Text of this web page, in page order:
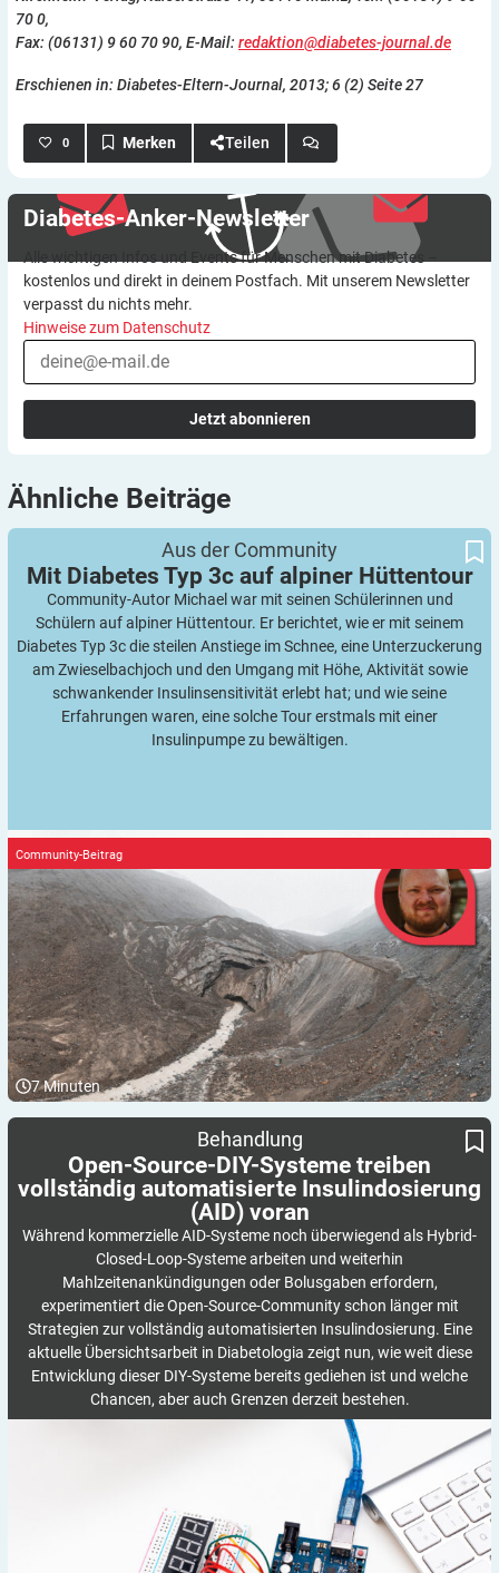
70 0,
Fax: (06131) 9 60 70 90, E-Mail: redaktion@diabetes-journal.de
Erschienen in: Diabetes-Eltern-Journal, 2013; 6 (2) Seite 27
0 Teilen
Diabetes-Anker-Newsletter
Alle wichtigen Infos und Events für Menschen mit Diabetes –
kostenlos und direkt in deinem Postfach. Mit unserem Newsletter
verpasst du nichts mehr.
Hinweise zum Datenschutz
Jetzt abonnieren
Ähnliche Beiträge
Aus der Community
Mit Diabetes Typ 3c auf alpiner Hüttentour
Community-Autor Michael war mit seinen Schülerinnen und
Schülern auf alpiner Hüttentour. Er berichtet, wie er mit seinem
Diabetes Typ 3c die steilen Anstiege im Schnee, eine Unterzuckerung
am Zwieselbachjoch und den Umgang mit Höhe, Aktivität sowie
schwankender Insulinsensitivität erlebt hat; und wie seine
Erfahrungen waren, eine solche Tour erstmals mit einer
Insulinpumpe zu bewältigen.
7Minuten
Community-Beitrag
Open-Source-DIY-Systeme treiben vollständig automatisierte
Insulindosierung (AID) voran
Behandlung
Open-Source-DIY-Systeme treiben
vollständig automatisierte Insulindosierung
(AID) voran
Während kommerzielle AID-Systeme noch überwiegend als Hybrid-
Closed-Loop-Systeme arbeiten und weiterhin
Mahlzeitenankündigungen oder Bolusgaben erfordern,
experimentiert die Open-Source-Community schon länger mit
Strategien zur vollständig automatisierten Insulindosierung. Eine
aktuelle Übersichtsarbeit in Diabetologia zeigt nun, wie weit diese
Entwicklung dieser DIY-Systeme bereits gediehen ist und welche
Chancen, aber auch Grenzen derzeit bestehen.